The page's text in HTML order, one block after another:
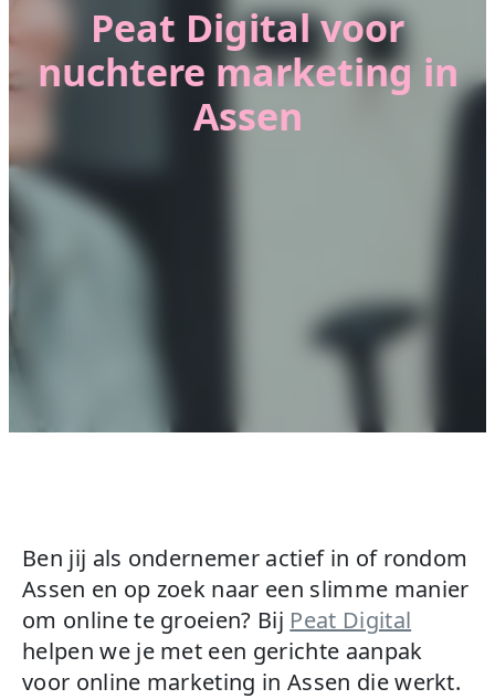
Peat Digital voor
nuchtere marketing in
Assen
Ben jij als ondernemer actief in of rondom
Assen en op zoek naar een slimme manier
om online te groeien? Bij Peat Digital
helpen we je met een gerichte aanpak
voor online marketing in Assen die werkt.